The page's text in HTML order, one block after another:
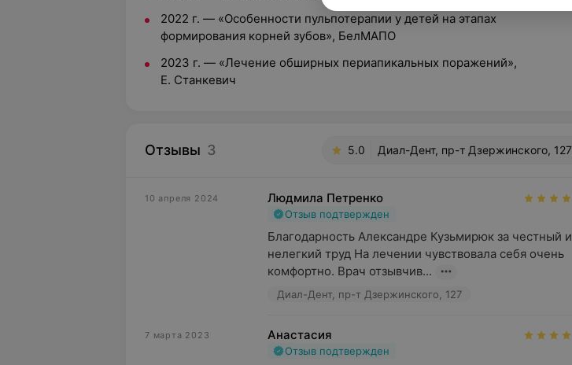
2022 г. — «Особенности пульпотерапии у детей на этапах
формирования корней зубов», БелМАПО
2023 г. — «Лечение обширных периапикальных поражений»,
Е. Станкевич
Отзывы 3 5.0 Диал-Дент, пр-т Дзержинского, 127
10 апреля 2024 Людмила Петренко
Отзыв подтвержден
Благодарность Александре Кузьмирюк за честный и
нелегкий труд На лечении чувствовала себя очень
комфортно. Врач отзывчив...
Диал-Дент, пр-т Дзержинского, 127
7 марта 2023 Анастасия
Отзыв подтвержден